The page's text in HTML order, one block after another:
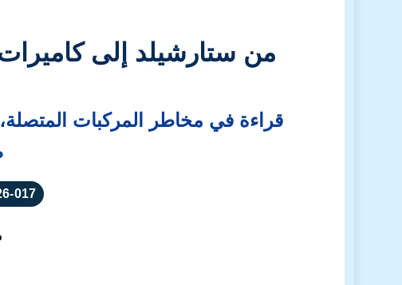
من ستارشيلد إلى كاميرات
قراءة في مخاطر المركبات
017